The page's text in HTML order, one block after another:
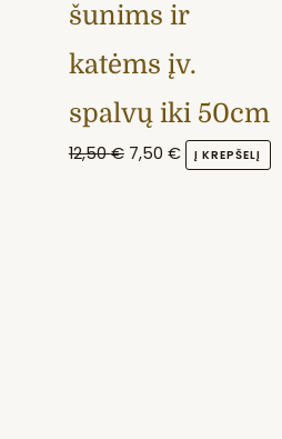
šunims ir
katėms įv.
spalvų iki 50cm
12,50€ 7,50 € Į KREPŠELĮ